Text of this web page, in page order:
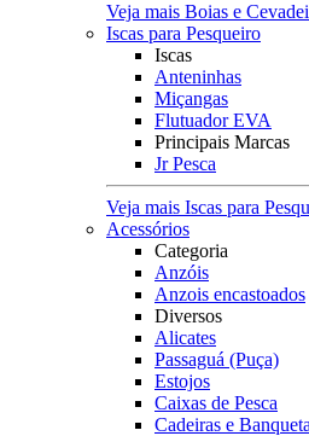
Veja mais Boias e
Iscas para Pesqueiro
Iscas
Anteninhas
Miçangas
Flutuador EVA
Principais Marcas
Jr Pesca
Veja mais Iscas para
Acessórios
Categoria
Anzóis
Anzois encastoados
Diversos
Alicates
Passaguá (Puça)
Estojos
Caixas de Pesca
Cadeiras e